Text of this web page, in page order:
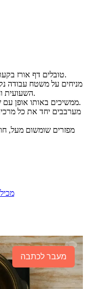
טובלים דף אורז בקערת מים פושרים למשך כ- 5-10 שניות.
השעועית והירקות, סוגרים משני הצדדים ומגלגלים.
ממשיכים באותו אופן עם שאר דפי האורז, כל פעם עם דף אחד.
מעבר לכתבה